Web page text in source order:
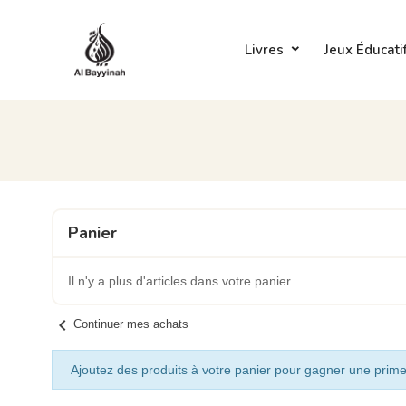
Livres Jeux
Panier
Il n'y a plus d'articles dans votre panier
chevron_left Continuer mes achats
Ajoutez des produits à votre panier pour gagner une